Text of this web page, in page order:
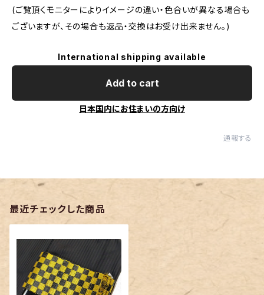
(ご覧頂くモニターによりイメージの違い・色合いが異なる場合も
ございますが、その場合も返品・交換はお受け出来ません。)
International shipping available
Add to cart
日本国内にお住まいの方向け
通報する
最近チェックした商品